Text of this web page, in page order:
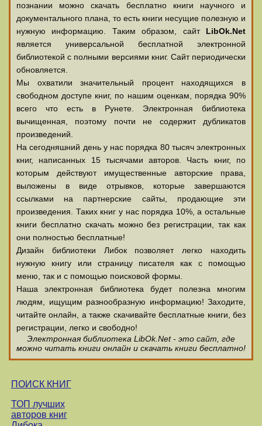
познании можно скачать бесплатно книги научного и
документального плана, то есть книги несущие полезную и
нужную информацию. Таким образом, сайт LibOk.Net
является универсальной бесплатной электронной
библиотекой с полными версиями книг. Сайт периодически
обновляется.
Мы охватили значительный процент находящихся в
свободном доступе книг, по нашим оценкам, порядка 90%
всего что есть в Рунете. Электронная библиотека
вычищенная, поэтому почти не содержит дубликатов
произведений.
На сегодняшний день у нас порядка 80 тысяч электронных
книг, написанных 15 тысячами авторов. Часть книг, по
которым действуют имущественные авторские права,
выложены в виде отрывков, которые завершаются
ссылками на партнерские сайты, продающие эти
произведения. Таких книг у нас порядка 10%, а остальные
книги бесплатно скачать можно без регистрации, так как
они полностью бесплатные!
Дизайн библиотеки Либок позволяет легко находить
нужную книгу или страницу писателя как с помощью
меню, так и с помощью поисковой формы.
Наша электронная библиотека будет полезна многим
людям, ищущим разнообразную информацию! Заходите,
читайте онлайн, а также скачивайте бесплатные книги, без
регистрации, легко и свободно!
Электронная библиотека LibOk.Net - это сайт, где
можно читать книги онлайн и скачать книги бесплатно!
ПОИСК КНИГ
ТОП лучших
авторов книг